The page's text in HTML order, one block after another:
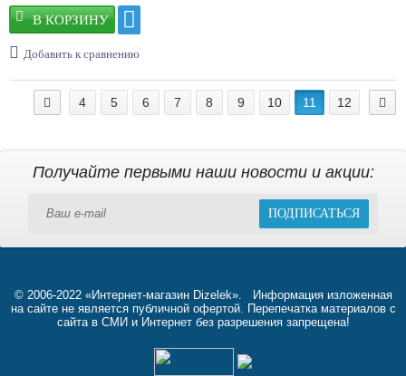
Добавить к сравнению
4 5 6 7 8 9 10 11 12
Получайте первыми наши новости и акции:
ПОДПИСАТЬСЯ
© 2006-2022 «Интернет-магазин Dizelek». Информация изложенная
на сайте не является публичной офертой. Перепечатка материалов с
сайта в СМИ и Интернет без разрешения запрещена!